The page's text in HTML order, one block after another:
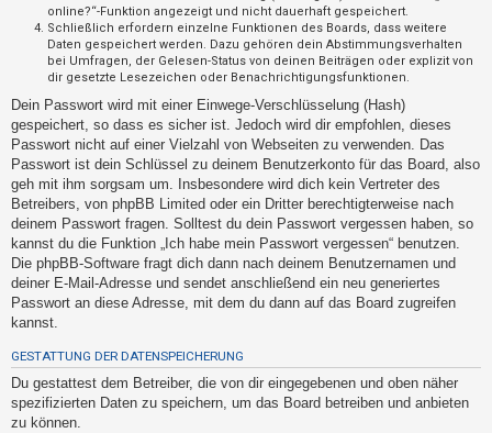
w
o
r
t
e
t
e
T
h
e
m
e
n
online?“-Funktion angezeigt und nicht dauerhaft gespeichert.
Schließlich erfordern einzelne Funktionen des Boards, dass weitere
Daten gespeichert werden. Dazu gehören dein Abstimmungsverhalten
bei Umfragen, der Gelesen-Status von deinen Beiträgen oder explizit von
dir gesetzte Lesezeichen oder Benachrichtigungsfunktionen.
Dein Passwort wird mit einer Einwege-Verschlüsselung (Hash)
gespeichert, so dass es sicher ist. Jedoch wird dir empfohlen, dieses
Passwort nicht auf einer Vielzahl von Webseiten zu verwenden. Das
Passwort ist dein Schlüssel zu deinem Benutzerkonto für das Board, also
geh mit ihm sorgsam um. Insbesondere wird dich kein Vertreter des
Betreibers, von phpBB Limited oder ein Dritter berechtigterweise nach
deinem Passwort fragen. Solltest du dein Passwort vergessen haben, so
kannst du die Funktion „Ich habe mein Passwort vergessen“ benutzen.
Die phpBB-Software fragt dich dann nach deinem Benutzernamen und
deiner E-Mail-Adresse und sendet anschließend ein neu generiertes
Passwort an diese Adresse, mit dem du dann auf das Board zugreifen
kannst.
GESTATTUNG DER DATENSPEICHERUNG
Du gestattest dem Betreiber, die von dir eingegebenen und oben näher
spezifizierten Daten zu speichern, um das Board betreiben und anbieten
zu können.